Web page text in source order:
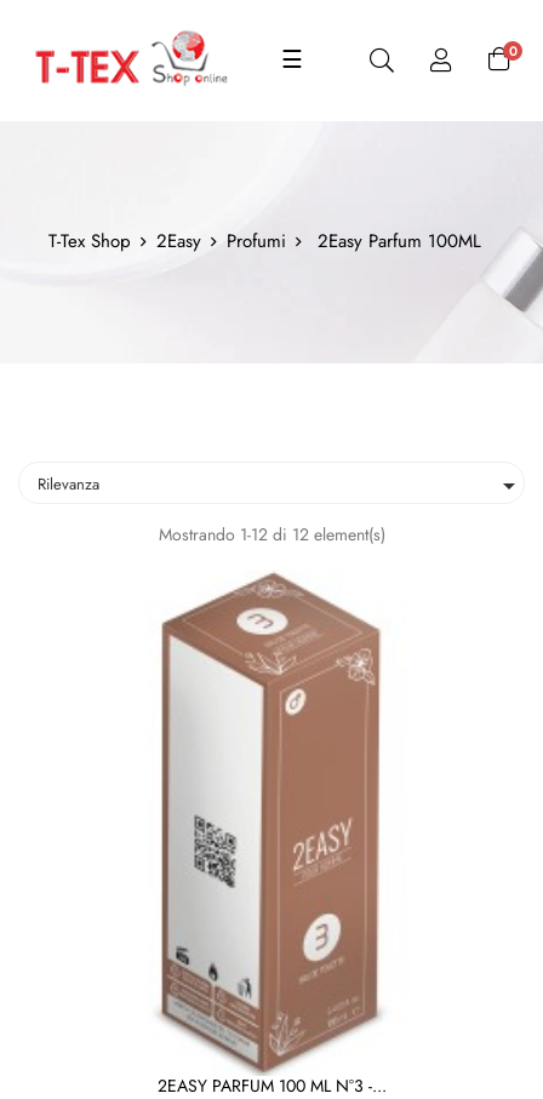
navigazione
☰ 0
T-Tex Shop 2Easy Profumi 2Easy Parfum 100ML
Rilevanza 
Mostrando 1-12 di 12 element(s)
2EASY PARFUM 100 ML N°3 -...